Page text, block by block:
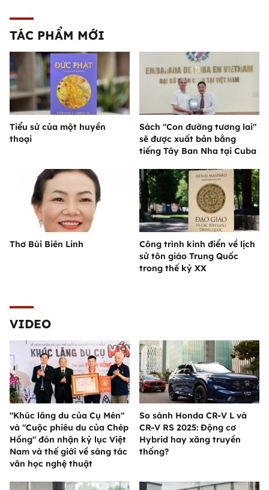
TÁC PHẨM MỚI
Tiểu sử của một huyền
thoại
Sách "Con đường tương lai"
sẽ được xuất bản bằng
tiếng Tây Ban Nha tại Cuba
Thơ Bùi Biên Linh
Công trình kinh điển về lịch
sử tôn giáo Trung Quốc
trong thế kỷ XX
VIDEO
"Khúc lãng du của Cụ Mén"
và "Cuộc phiêu du của Chép
Hồng" đón nhận kỷ lục Việt
Nam và thế giới về sáng tác
văn học nghệ thuật
So sánh Honda CR-V L và
CR-V RS 2025: Động cơ
Hybrid hay xăng truyền
thống?